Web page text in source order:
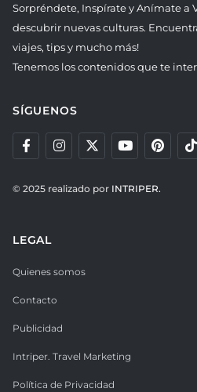
Sorpréndete, Inspírate y Anímate a
descubrir nuevas culturas.
viajes, tips y mucho más!
Tenemos los contenidos que te
SÍGUENOS
© 2025 realizado por INTRIPER.
LEGAL
Quienes somos
Contacto
Publicidad
Intriper. Travel Marketing
Política de Privacidad